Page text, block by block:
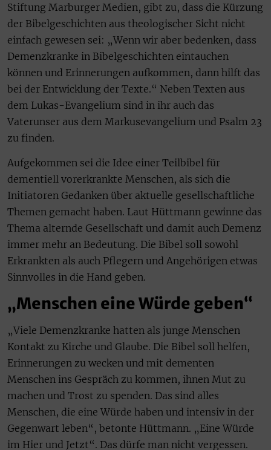
Stiftung Marburger Medien, gibt zu, dass die Kürzung
der Bibelgeschichten aus theologischer Sicht nicht
einfach gewesen sei: „Wenn wir aber bedenken, dass
Demenzkranke in Bibelgeschichten eintauchen
können und Erinnerungen aufkommen, dann hilft das
bei der Entwicklung der Texte.“ Neben Texten aus
dem Lukas-Evangelium sind in ihr auch das
Vaterunser aus dem Markusevangelium und Psalm 23
zu finden.
Aufgekommen sei die Idee einer Teilbibel für
dementiell vorerkrankte Menschen, als sich die
Initiatoren Gedanken über aktuelle gesellschaftliche
Themen gemacht haben. Laut Hüttmann gewinne das
Thema alternde Gesellschaft und damit auch Demenz
immer mehr an Bedeutung. Die Bibel soll sowohl
Erkrankten als auch Pflegern und Angehörigen etwas
Sinnvolles in die Hand geben.
„Menschen eine Würde geben“
„Viele Demenzkranke hatten als junge Menschen
Kontakt zu Kirche und Glaube. Die Bibel soll helfen,
Erinnerungen zu wecken und mit dementen
Menschen ins Gespräch zu kommen, ihnen Mut zu
machen und Trost zu spenden. Das sind alles
Menschen, die eine Würde haben und intensiv in der
Gegenwart leben“, betonte Hüttmann. „Eine Würde
im Hier und Jetzt“. Das dürfe man nicht vergessen.